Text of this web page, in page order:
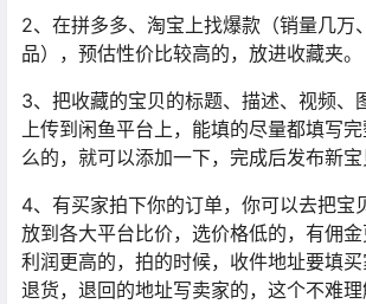
2、在拼多多、淘宝上找爆款（销量几万
品），预估性价比较高的，放进收藏夹。
3、把收藏的宝贝的标题、描述、视频、
上传到闲鱼平台上，能填的尽量都填写
么的，就可以添加一下，完成后发布新宝
4、有买家拍下你的订单，你可以去把宝
放到各大平台比价，选价格低的，有佣
利润更高的，拍的时候，收件地址要填
退货，退回的地址写卖家的，这个不难理